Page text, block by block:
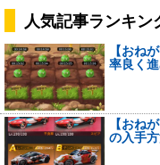
人気記事ランキン
【おね
率良く
【おね
の入手